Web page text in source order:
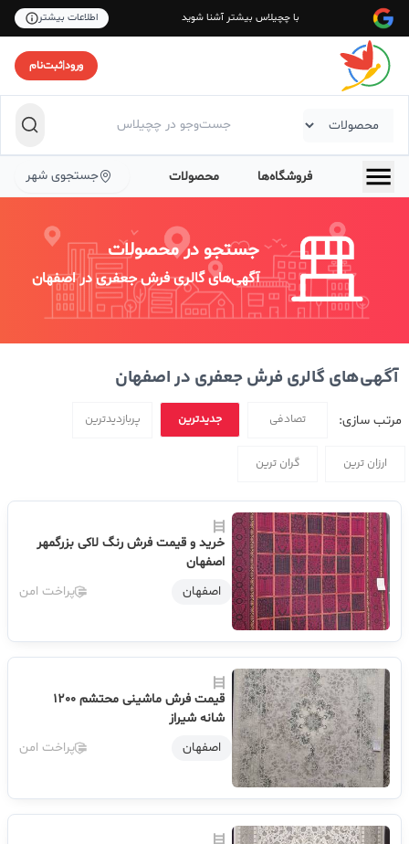
با چچیلاس بیشتر آشنا شوید اطلاعات بیشتر
ورود|ثبت‌نام
فروشگاه‌ها محصولات جستجوی شهر
جستجو در محصولات
آگهی‌های گالری فرش جعفری در اصفهان
آگهی‌های گالری فرش جعفری در اصفهان
مرتب سازی: تصادفی جدیدترین پربازدیدترین
ارزان ترین گران ترین
خرید و قیمت فرش رنگ لاکی بزرگمهر
اصفهان
اصفهان
پراخت امن
قیمت فرش ماشینی محتشم 1200
شانه شیراز
اصفهان
پراخت امن